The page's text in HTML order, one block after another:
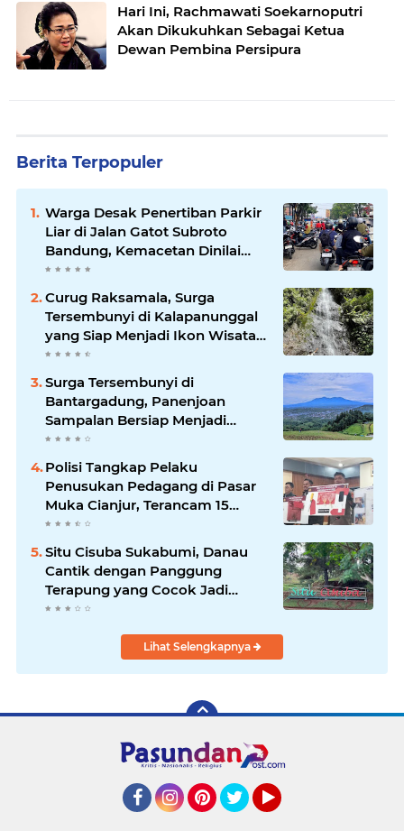
Hari Ini, Rachmawati Soekarnoputri
Akan Dikukuhkan Sebagai Ketua
Dewan Pembina Persipura
Berita Terpopuler
Warga Desak Penertiban Parkir
Liar di Jalan Gatot Subroto
Bandung, Kemacetan Dinilai
Makin Mengkhawatirkan
Curug Raksamala, Surga
Tersembunyi di Kalapanunggal
yang Siap Menjadi Ikon Wisata
Alam Baru Kabupaten
Surga Tersembunyi di
Bantargadung, Panenjoan
Sampalan Bersiap Menjadi
Destinasi Desa Wisata Baru
Polisi Tangkap Pelaku
Penusukan Pedagang di Pasar
Muka Cianjur, Terancam 15
Tahun Penjara
Situ Cisuba Sukabumi, Danau
Cantik dengan Panggung
Terapung yang Cocok Jadi
Destinasi Libur Akhir Pekan
Lihat Selengkapnya